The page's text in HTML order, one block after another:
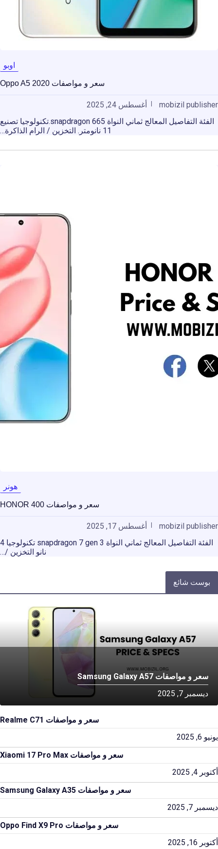
اوبو
سعر و مواصفات Oppo A5 2020
mobizil publisher
أغسطس 24, 2025
الفئة التفاصيل المعالج ثماني النواة snapdragon 665.تكنولوجيا تصنيع
11 نانومتر. التخزين / الرام الذاكرة…
هونر
سعر و مواصفات HONOR 400
mobizil publisher
أغسطس 17, 2025
الفئة التفاصيل المعالج ثماني النواة snapdragon 7 gen 3 تكنولوجيا 4
نانو التخزين /…
بوست شائع
سعر و مواصفات Samsung Galaxy A57
ديسمبر 7, 2025
سعر و مواصفات Realme C71
يونيو 6, 2025
سعر و مواصفات Xiaomi 17 Pro Max
أكتوبر 4, 2025
سعر و مواصفات Samsung Galaxy A35
ديسمبر 7, 2025
سعر و مواصفات Oppo Find X9 Pro
أكتوبر 16, 2025